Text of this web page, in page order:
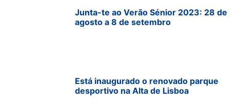
Junta-te ao Verão Sénior 2023: 28 de
agosto a 8 de setembro
Está inaugurado o renovado parque
desportivo na Alta de Lisboa